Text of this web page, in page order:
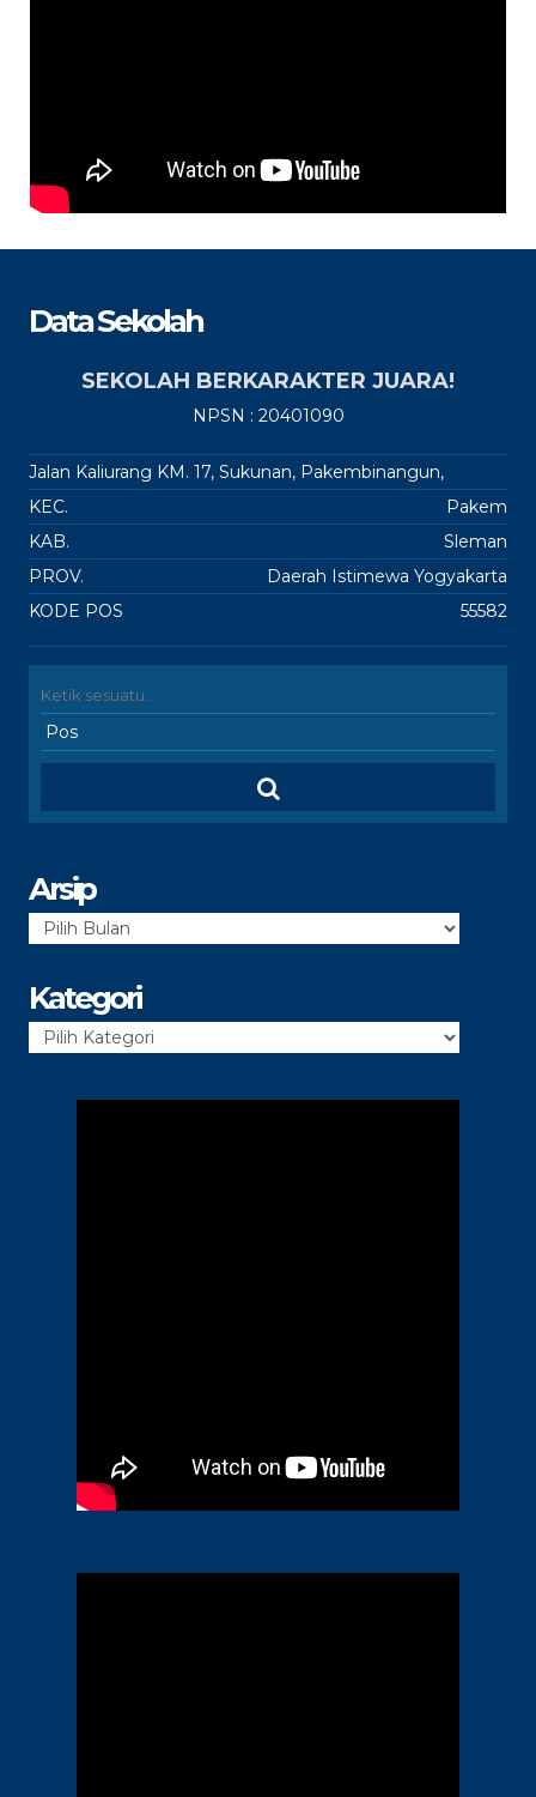
Data Sekolah
SEKOLAH BERKARAKTER JUARA!
NPSN : 20401090
Jalan Kaliurang KM. 17, Sukunan, Pakembinangun,
KEC.
Pakem
KAB.
Sleman
PROV.
Daerah Istimewa Yogyakarta
KODE POS
55582
Arsip
Arsip
Kategori
Kategori